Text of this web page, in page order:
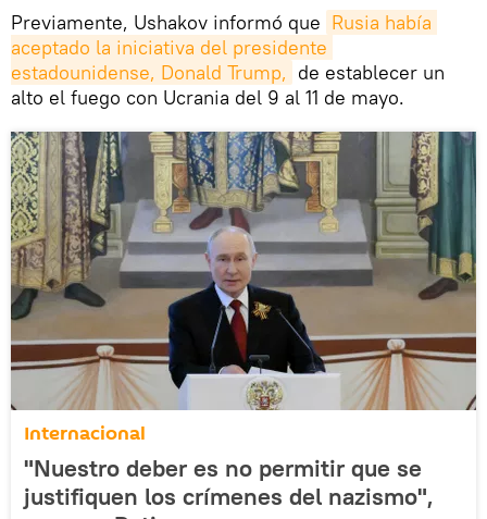
Previamente, Ushakov informó que Rusia había
aceptado la iniciativa del presidente
estadounidense, Donald Trump, de establecer un
alto el fuego con Ucrania del 9 al 11 de mayo.
Internacional
"Nuestro deber es no permitir que se
justifiquen los crímenes del nazismo",